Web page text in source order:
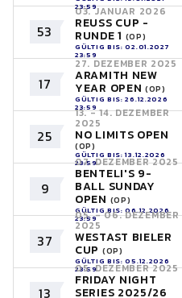
23:59
53
03. JANUAR 2026
REUSS CUP -
RUNDE 1 (OP)
GÜLTIG BIS: 02.01.2027
23:59
17
27. DEZEMBER 2025
ARAMITH NEW
YEAR OPEN (OP)
GÜLTIG BIS: 26.12.2026
23:59
25
13. - 14. DEZEMBER
2025
NO LIMITS OPEN
(OP)
GÜLTIG BIS: 13.12.2026
23:59
9
07. DEZEMBER 2025
BENTELI'S 9-
BALL SUNDAY
OPEN (OP)
GÜLTIG BIS: 06.12.2026
23:59
37
05. - 06. DEZEMBER
2025
WESTAST BIELER
CUP (OP)
GÜLTIG BIS: 05.12.2026
23:59
13
05. DEZEMBER 2025
FRIDAY NIGHT
SERIES 2025/26